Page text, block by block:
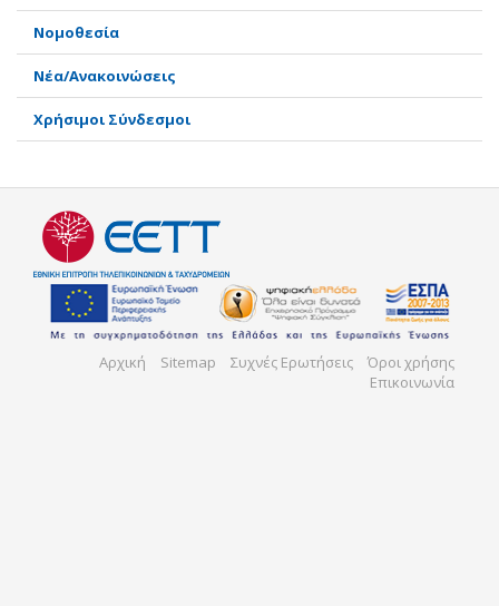
Νομοθεσία
Νέα/Ανακοινώσεις
Χρήσιμοι Σύνδεσμοι
Αρχική Sitemap Συχνές Ερωτήσεις
Όροι χρήσης
Επικοινωνία